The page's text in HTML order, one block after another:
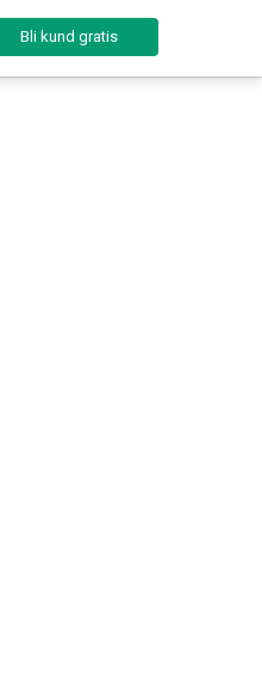
Bli kund gratis